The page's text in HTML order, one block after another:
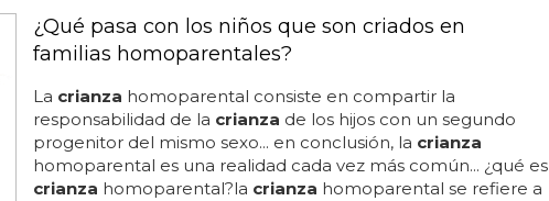
¿Qué pasa con los niños que son criados en
familias homoparentales?
La crianza homoparental consiste en compartir la
responsabilidad de la crianza de los hijos con un segundo
progenitor del mismo sexo... en conclusión, la crianza
homoparental es una realidad cada vez más común... ¿qué es
crianza homoparental?la crianza homoparental se refiere a